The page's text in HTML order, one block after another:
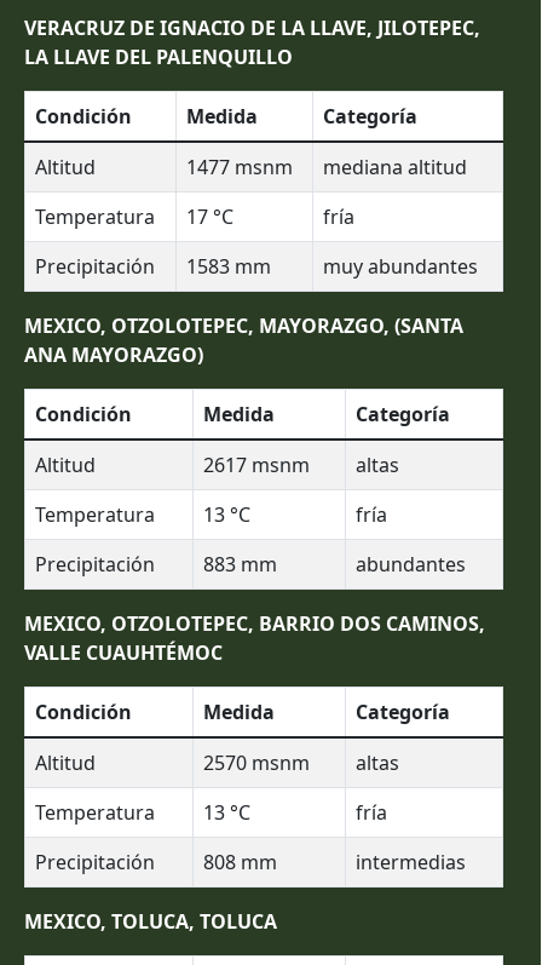
VERACRUZ DE IGNACIO DE LA LLAVE, JILOTEPEC,
LA LLAVE DEL PALENQUILLO
Condición Medida
Categoría
Altitud
1477 msnm
mediana altitud
Temperatura
17 °C
fría
Precipitación
1583 mm muy abundantes
MEXICO, OTZOLOTEPEC, MAYORAZGO, (SANTA
ANA MAYORAZGO)
Condición Medida
Categoría
Altitud
2617 msnm
altas
Temperatura
13 °C
fría
Precipitación
883 mm abundantes
MEXICO, OTZOLOTEPEC, BARRIO DOS CAMINOS,
VALLE CUAUHTÉMOC
Condición Medida
Categoría
Altitud
2570 msnm
altas
Temperatura
13 °C
fría
Precipitación
808 mm intermedias
MEXICO, TOLUCA, TOLUCA